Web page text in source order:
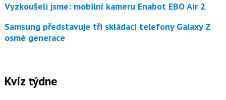
Vyzkoušeli jsme: mobilní kameru Enabot EBO Air 2
Samsung představuje tři skládací telefony Galaxy Z
osmé generace
Kvíz týdne